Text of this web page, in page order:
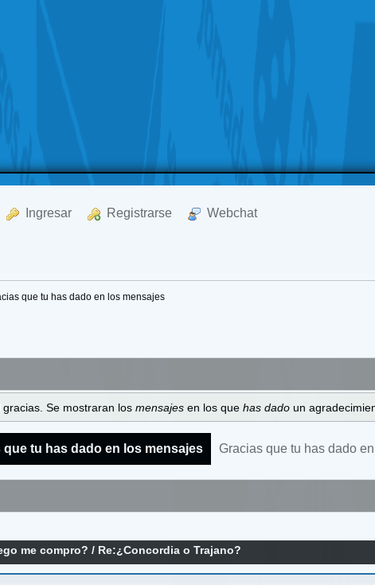
Ingresar Registrarse Webchat
que tu has dado en los mensajes
Se mostraran los mensajes en los que has dado un
que tu has dado en los mensajes Gracias que tu has dado
me compro? / Re:¿Concordia o Trajano?